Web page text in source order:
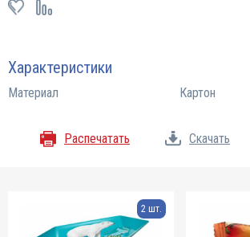
Характеристики
Материал Картон
Распечатать Скачать
2 шт.